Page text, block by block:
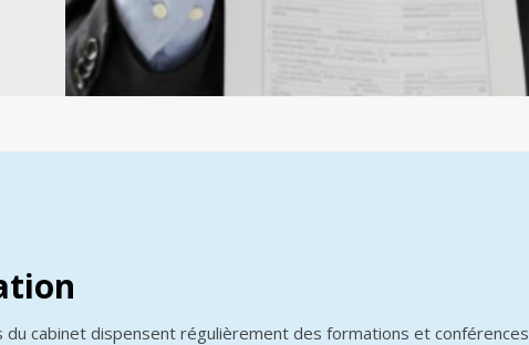
du cabinet dispensent régulièrement des formations et conférences